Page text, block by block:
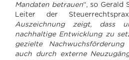
Mandaten betrauen“, so Gerald
Leiter der
Auszeichnung zeigt, dass
nachhaltige Entwicklung zu
gezielte
auch durch externe